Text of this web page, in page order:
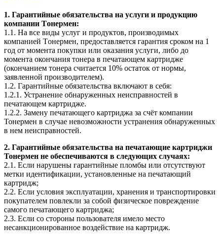
1. Гарантийные обязательства на услуги и продукцию
компании Tонермен:
1.1. На все виды услуг и продуктов, производимых
компанией Tонермен, предоставляется гарантия сроком на 1
год от момента покупки или оказания услуги, либо до
момента окончания тонера в печатающем картридже
(окончанием тонера считается 10% остаток от нормы,
заявленной производителем).
1.2. Гарантийные обязательства включают в себя:
1.2.1. Устранение обнаруженных неисправностей в
печатающем картридже.
1.2.2. Замену печатающего картриджа за счёт компании
Тонермен в случае невозможности устранения обнаруженных
в нем неисправностей.
2. Гарантийные обязательства на печатающие картриджи
Тонермен не обеспечиваются в следующих случаях:
2.1. Если нарушены гарантийные пломбы или отсутствуют
метки идентификации, установленные на печатающий
картридж;
2.2. Если условия эксплуатации, хранения и транспортировки
покупателем повлекли за собой физическое повреждение
самого печатающего картриджа;
2.3. Если со стороны пользователя имело место
несанкционированное воздействие на картридж.